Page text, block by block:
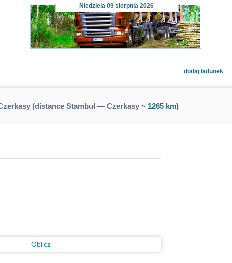
Niedziela09 sierpnia 2026
dodaj ładunek
(distance Stambuł — Czerkasy~ 1265 km)
Oblicz